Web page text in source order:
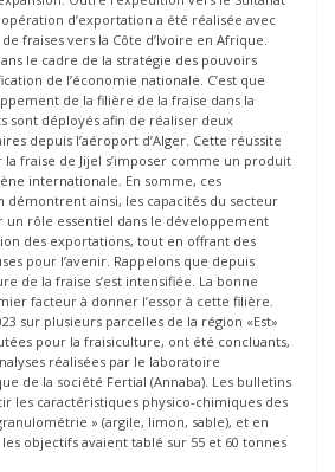
d’exportation a été réalisée avec
fraises vers la Côte d’Ivoire en Afrique.
le cadre de la stratégie des pouvoirs
de l’économie nationale. C’est que
de la filière de la fraise dans la
sont déployés afin de réaliser deux
depuis l’aéroport d’Alger. Cette réussite
fraise de Jijel s’imposer comme un produit
internationale. En somme, ces
démontrent ainsi, les capacités du secteur
un rôle essentiel dans le développement
des exportations, tout en offrant des
pour l’avenir. Rappelons que depuis
de la fraise s’est intensifiée. La bonne
facteur à donner l’essor à cette filière.
sur plusieurs parcelles de la région «Est»
pour la fraisiculture, ont été concluants,
réalisées par le laboratoire
de la société Fertial (Annaba). Les bulletins
les caractéristiques physico-chimiques des
» (argile, limon, sable), et en
objectifs avaient tablé sur 55 et 60 tonnes